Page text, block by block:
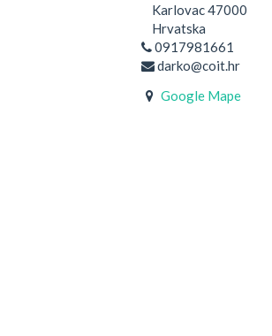
Karlovac 47000
Hrvatska
0917981661
darko@coit.hr
Google Mape